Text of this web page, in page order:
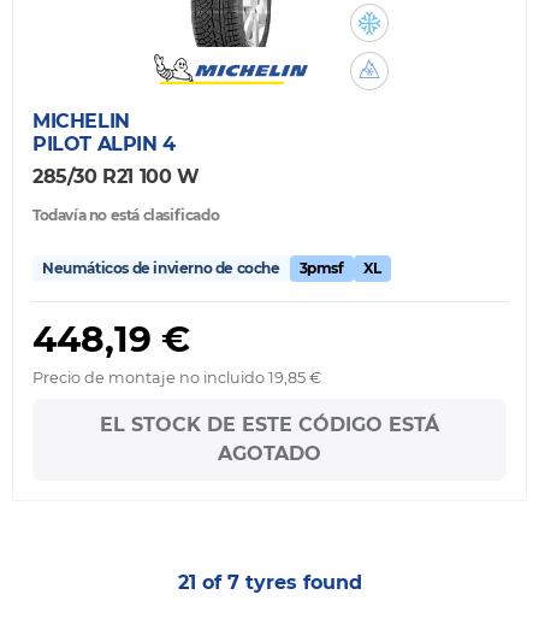
MICHELIN
PILOT ALPIN 4
285/30 R21 100 W
Todavía no está clasificado
Neumáticos de invierno de coche 3pmsf XL
448,19 €
Precio de montaje no incluido 19,85 €
EL STOCK DE ESTE CÓDIGO ESTÁ
AGOTADO
21 of 7 tyres found